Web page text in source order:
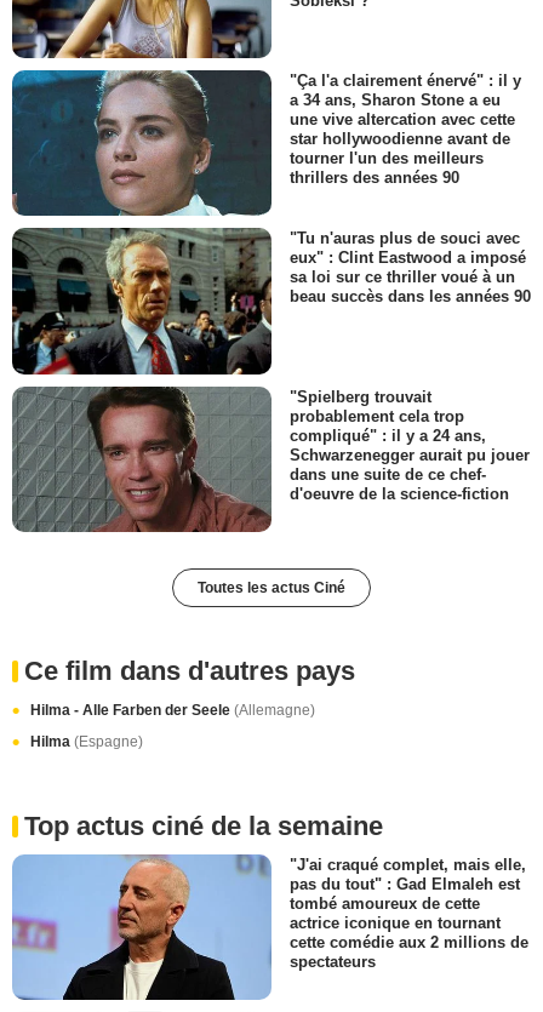
"Ça l'a clairement énervé" : il y
a 34 ans, Sharon Stone a eu
une vive altercation avec cette
star hollywoodienne avant de
tourner l'un des meilleurs
thrillers des années 90
"Tu n'auras plus de souci avec
eux" : Clint Eastwood a imposé
sa loi sur ce thriller voué à un
beau succès dans les années 90
"Spielberg trouvait
probablement cela trop
compliqué" : il y a 24 ans,
Schwarzenegger aurait pu jouer
dans une suite de ce chef-
d'oeuvre de la science-fiction
Toutes les actus Ciné
Ce film dans d'autres pays
Hilma - Alle Farben der Seele (Allemagne)
Hilma (Espagne)
Top actus ciné de la semaine
"J'ai craqué complet, mais elle,
pas du tout" : Gad Elmaleh est
tombé amoureux de cette
actrice iconique en tournant
cette comédie aux 2 millions de
spectateurs